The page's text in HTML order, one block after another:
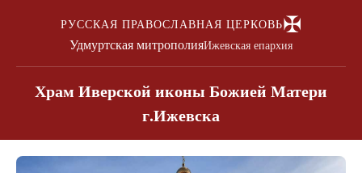
РУССКАЯ ПРАВОСЛАВНАЯ ЦЕРКОВЬ✠
Удмуртская митрополияИжевская епархия
Храм Иверской иконы Божией Матери
г.Ижевска